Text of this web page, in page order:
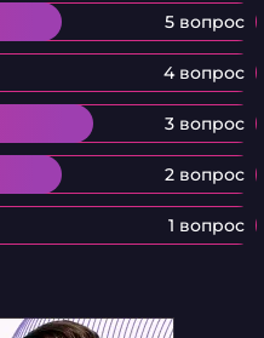
5 вопрос
4 вопрос
3 вопрос
2 вопрос
1 вопрос